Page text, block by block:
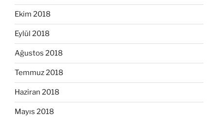
Ekim 2018
Eylül 2018
Ağustos 2018
Temmuz 2018
Haziran 2018
Mayıs 2018